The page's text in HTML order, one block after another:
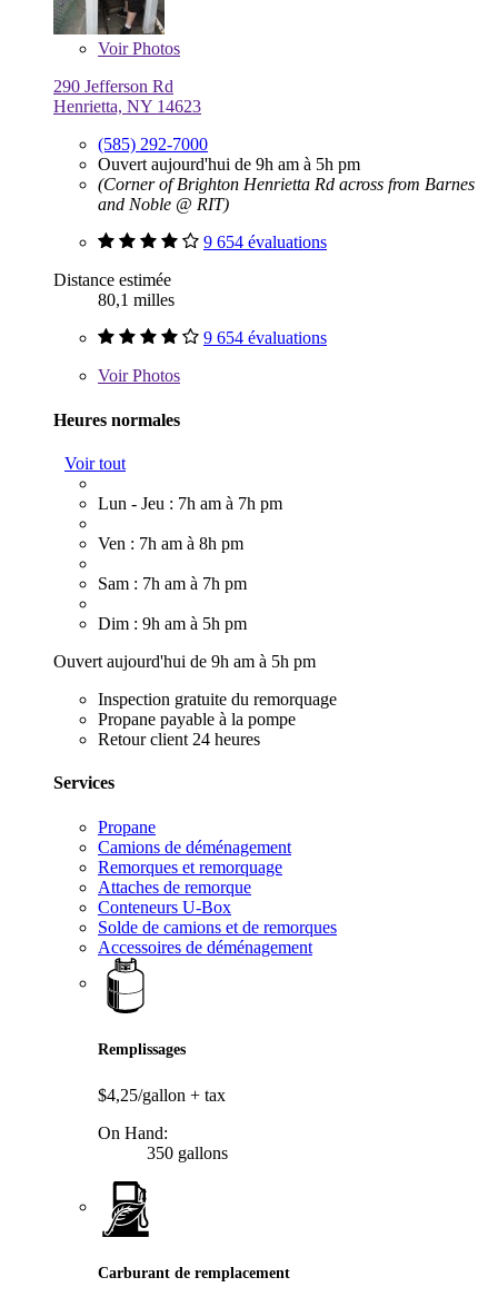
VoirPhotos
290 Jefferson Rd
Henrietta, NY 14623
(585) 292-7000
Ouvert aujourd'hui de 9h am à 5h pm
(Corner of Brighton Henrietta Rd across from Barnes
and Noble @ RIT)
9 654 évaluations
Distance estimée
80,1 milles
9 654 évaluations
VoirPhotos
Heures normales
Voir tout
Lun - Jeu : 7h am à 7h pm
Ven : 7h am à 8h pm
Sam : 7h am à 7h pm
Dim : 9h am à 5h pm
Ouvert aujourd'hui de 9h am à 5h pm
Inspection gratuite du remorquage
Propane payable à la pompe
Retour client 24 heures
Services
Propane
Camions de déménagement
Remorques et remorquage
Attaches de remorque
Conteneurs U-Box
Solde de camions et de remorques
Accessoires de déménagement
Remplissages
$4,25/gallon + tax
On Hand:
350 gallons
Carburant de remplacement